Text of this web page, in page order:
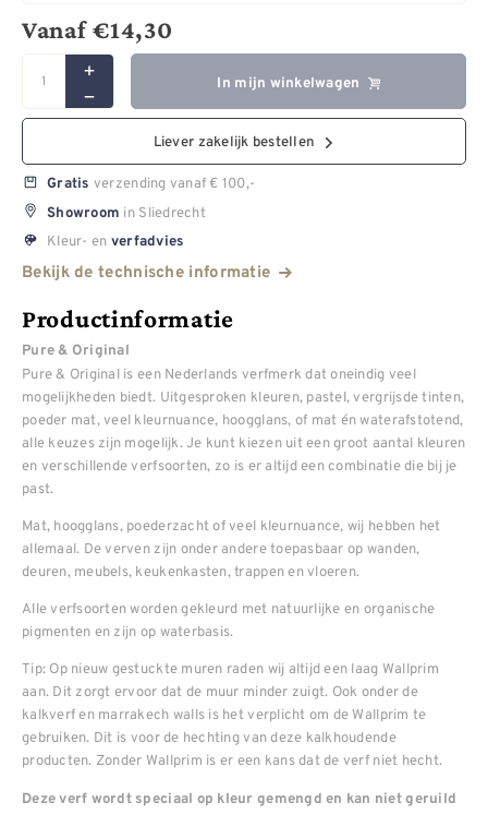
Vanaf€14,30
In mijn winkelwagen
Liever zakelijk bestellen
Gratis verzending vanaf € 100,-
Showroom in Sliedrecht
Kleur- en verfadvies
Bekijk de technische informatie
Productinformatie
Pure & Original
Pure & Original is een Nederlands verfmerk dat oneindig veel
mogelijkheden biedt. Uitgesproken kleuren, pastel, vergrijsde tinten,
poeder mat, veel kleurnuance, hoogglans, of mat én waterafstotend,
alle keuzes zijn mogelijk. Je kunt kiezen uit een groot aantal kleuren
en verschillende verfsoorten, zo is er altijd een combinatie die bij je
past.
Mat, hoogglans, poederzacht of veel kleurnuance, wij hebben het
allemaal. De verven zijn onder andere toepasbaar op wanden,
deuren, meubels, keukenkasten, trappen en vloeren.
Alle verfsoorten worden gekleurd met natuurlijke en organische
pigmenten en zijn op waterbasis.
Tip: Op nieuw gestuckte muren raden wij altijd een laag Wallprim
aan. Dit zorgt ervoor dat de muur minder zuigt. Ook onder de
kalkverf en marrakech walls is het verplicht om de Wallprim te
gebruiken. Dit is voor de hechting van deze kalkhoudende
producten. Zonder Wallprim is er een kans dat de verf niet hecht.
Deze verf wordt speciaal op kleur gemengd en kan niet geruild